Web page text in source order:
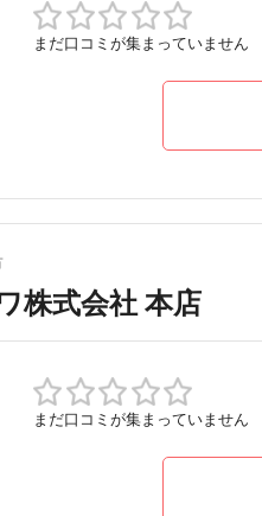
まだ口コミが集まっていません
株式会社 本店
まだ口コミが集まっていません